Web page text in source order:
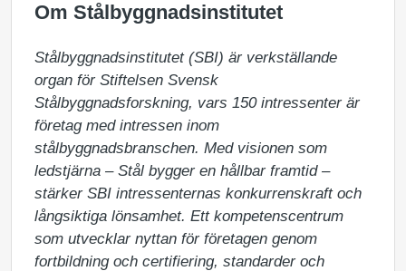
Om Stålbyggnadsinstitutet
Stålbyggnadsinstitutet (SBI) är verkställande
organ för Stiftelsen Svensk
Stålbyggnadsforskning, vars 150 intressenter är
företag med intressen inom
stålbyggnadsbranschen. Med visionen som
ledstjärna – Stål bygger en hållbar framtid –
stärker SBI intressenternas konkurrenskraft och
långsiktiga lönsamhet. Ett kompetenscentrum
som utvecklar nyttan för företagen genom
fortbildning och certifiering, standarder och